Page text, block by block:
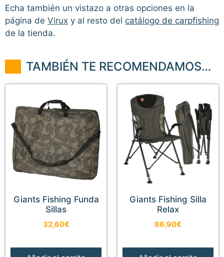
Echa también un vistazo a otras opciones en la
página de Virux y al resto del catálogo de carpfishing
de la tienda.
TAMBIÉN TE RECOMENDAMOS…
Giants Fishing Funda
Sillas
32,60€
Giants Fishing Silla
Relax
86,90€